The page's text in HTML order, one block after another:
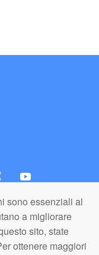
sono essenziali al
a migliorare
sito, state
ottenere maggiori
(APS)